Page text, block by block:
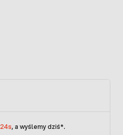
, a wyślemy dziś*.